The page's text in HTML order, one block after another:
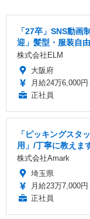
「27卒」SNS動画
迎」髪型・服装自由
株式会社ELM
大阪府
月給24万6,000円
正社員
「ピッキングスタ
用」/丁寧に教えま
株式会社Amark
埼玉県
月給23万7,000
正社員